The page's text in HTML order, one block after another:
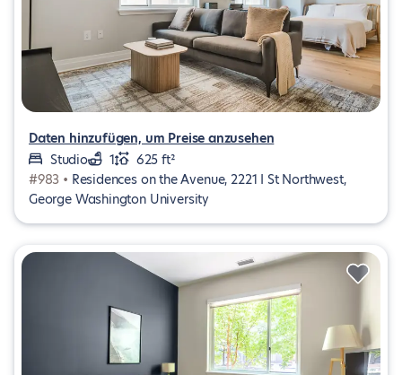
Daten hinzufügen, um Preise anzusehen
Studio
1
625 ft²
#983 • Residences on the Avenue, 2221 I St Northwest,
George Washington University